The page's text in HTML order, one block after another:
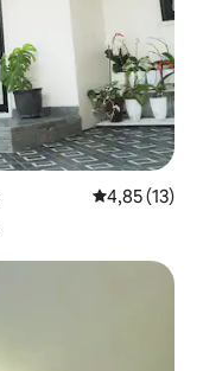
4,85 (13)